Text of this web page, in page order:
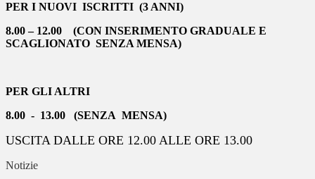
PER I NUOVI ISCRITTI (3 ANNI)
8.00 – 12.00 (CON INSERIMENTO GRADUALE E
SCAGLIONATO SENZA MENSA)
PER GLI ALTRI
8.00 - 13.00 (SENZA MENSA)
USCITA DALLE ORE 12.00 ALLE ORE 13.00
Notizie